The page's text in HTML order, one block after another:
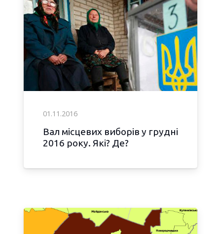
01.11.2016
Вал місцевих виборів у грудні
2016 року. Які? Де?